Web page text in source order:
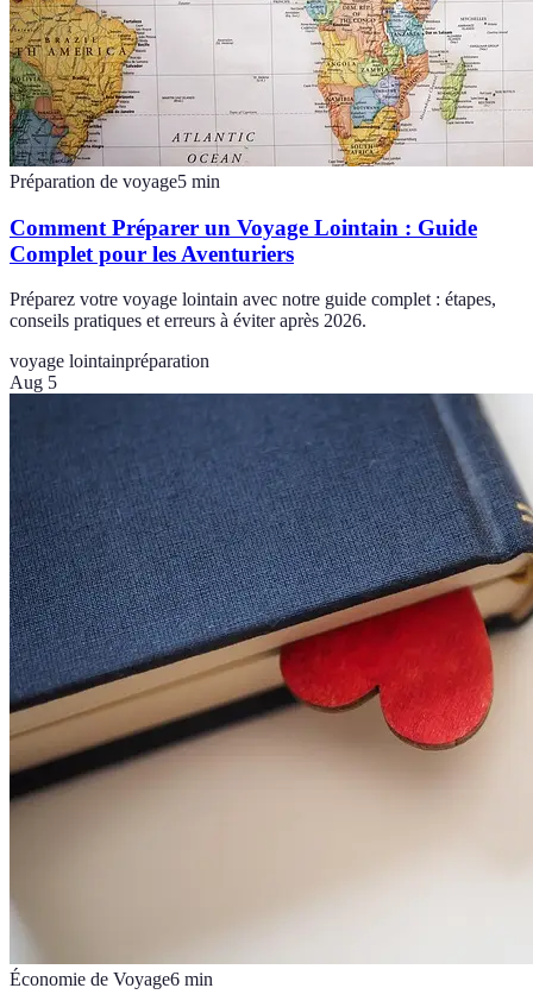
Préparation de voyage5 min
Comment Préparer un Voyage Lointain : Guide
Complet pour les Aventuriers
Préparez votre voyage lointain avec notre guide complet : étapes,
conseils pratiques et erreurs à éviter après 2026.
voyage lointainpréparation
Aug 5
Économie de Voyage6 min